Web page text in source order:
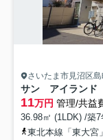
さいたま市見沼区
サン アイランド
11万円 管理/共益
36.98㎡ (1LDK) /築
東北本線「東大宮